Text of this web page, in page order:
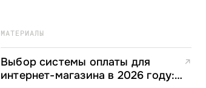
МАТЕРИАЛЫ
Выбор системы оплаты для
интернет-магазина в 2026 году:
↗